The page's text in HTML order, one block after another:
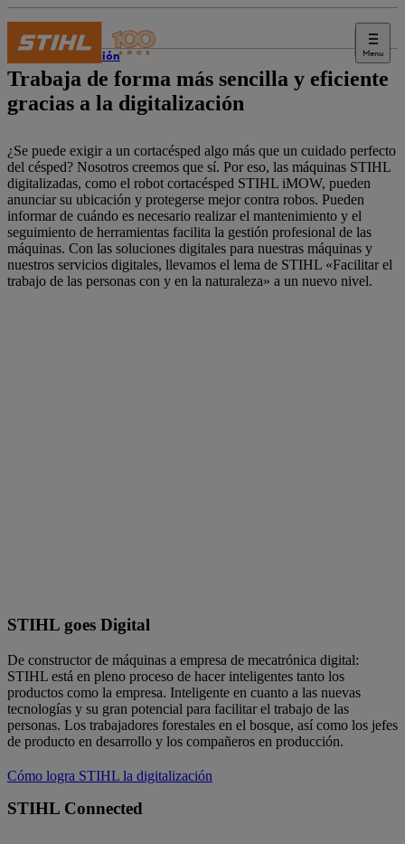
Menu
Innovación
Trabaja de forma más sencilla y eficiente
gracias a la digitalización
¿Se puede exigir a un cortacésped algo más que un cuidado perfecto
del césped? Nosotros creemos que sí. Por eso, las máquinas STIHL
digitalizadas, como el robot cortacésped STIHL iMOW, pueden
anunciar su ubicación y protegerse mejor contra robos. Pueden
informar de cuándo es necesario realizar el mantenimiento y el
seguimiento de herramientas facilita la gestión profesional de las
máquinas. Con las soluciones digitales para nuestras máquinas y
nuestros servicios digitales, llevamos el lema de STIHL «Facilitar el
trabajo de las personas con y en la naturaleza» a un nuevo nivel.
STIHL goes Digital
De constructor de máquinas a empresa de mecatrónica digital:
STIHL está en pleno proceso de hacer inteligentes tanto los
productos como la empresa. Inteligente en cuanto a las nuevas
tecnologías y su gran potencial para facilitar el trabajo de las
personas. Los trabajadores forestales en el bosque, así como los jefes
de producto en desarrollo y los compañeros en producción.
Cómo logra STIHL la digitalización
STIHL Connected